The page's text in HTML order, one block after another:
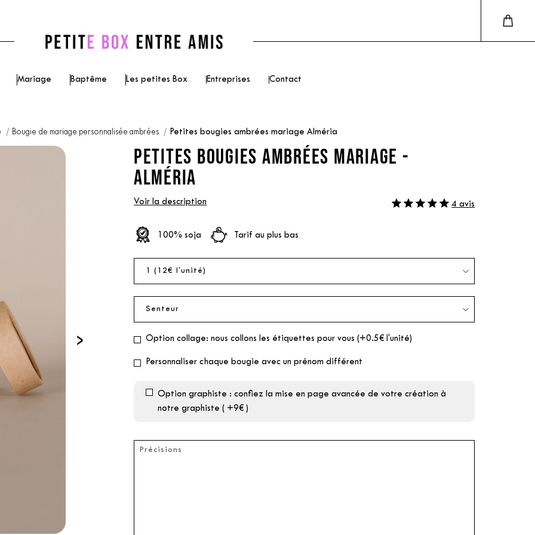
Mariage Baptême Les petites Box Entreprises Contact
Bougie de mariage personnalisée ambrées Petites bougies ambrées mariage Alméria
›
PETITES BOUGIES AMBRÉES MARIAGE -
ALMÉRIA
Voir la description 4 avis
100% soja Tarif au plus bas
Option collage: nous collons les étiquettes pour vous (+0.5€ l'unité)
Personnaliser chaque bougie avec un prénom différent
Option graphiste : confiez la mise en page avancée de votre création à
notre graphiste ( +9€ )